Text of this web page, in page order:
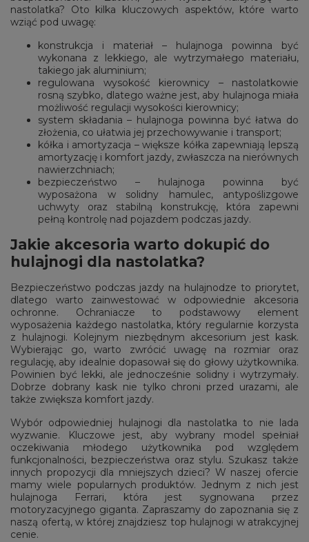
nastolatka? Oto kilka kluczowych aspektów, które warto
wziąć pod uwagę:
konstrukcja i materiał – hulajnoga powinna być
wykonana z lekkiego, ale wytrzymałego materiału,
takiego jak aluminium;
regulowana wysokość kierownicy – nastolatkowie
rosną szybko, dlatego ważne jest, aby hulajnoga miała
możliwość regulacji wysokości kierownicy;
system składania – hulajnoga powinna być łatwa do
złożenia, co ułatwia jej przechowywanie i transport;
kółka i amortyzacja – większe kółka zapewniają lepszą
amortyzację i komfort jazdy, zwłaszcza na nierównych
nawierzchniach;
bezpieczeństwo – hulajnoga powinna być
wyposażona w solidny hamulec, antypoślizgowe
uchwyty oraz stabilną konstrukcję, która zapewni
pełną kontrolę nad pojazdem podczas jazdy.
Jakie akcesoria warto dokupić do
hulajnogi dla nastolatka?
Bezpieczeństwo podczas jazdy na hulajnodze to priorytet,
dlatego warto zainwestować w odpowiednie akcesoria
ochronne. Ochraniacze to podstawowy element
wyposażenia każdego nastolatka, który regularnie korzysta
z hulajnogi. Kolejnym niezbędnym akcesorium jest kask.
Wybierając go, warto zwrócić uwagę na rozmiar oraz
regulację, aby idealnie dopasował się do głowy użytkownika.
Powinien być lekki, ale jednocześnie solidny i wytrzymały.
Dobrze dobrany kask nie tylko chroni przed urazami, ale
także zwiększa komfort jazdy.
Wybór odpowiedniej hulajnogi dla nastolatka to nie lada
wyzwanie. Kluczowe jest, aby wybrany model spełniał
oczekiwania młodego użytkownika pod względem
funkcjonalności, bezpieczeństwa oraz stylu. Szukasz także
innych propozycji dla mniejszych dzieci? W naszej ofercie
mamy wiele popularnych produktów. Jednym z nich jest
hulajnoga Ferrari, która jest sygnowana przez
motoryzacyjnego giganta. Zapraszamy do zapoznania się z
naszą ofertą, w której znajdziesz top hulajnogi w atrakcyjnej
cenie.